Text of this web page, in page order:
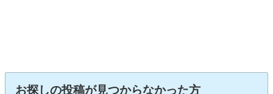
お探しの投稿が見つからなかった方